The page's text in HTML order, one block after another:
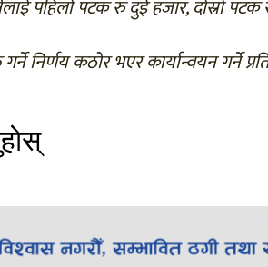
पहिलो पटक रु दुई हजार, दोस्रो
निर्णय कठोर भएर कार्यान्वयन गर्ने